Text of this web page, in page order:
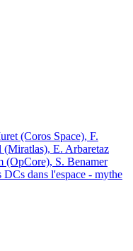
(Coros Space), F.
(Miratlas), E. Arbaretaz
(OpCore), S. Benamer
dans l'espace - mythe